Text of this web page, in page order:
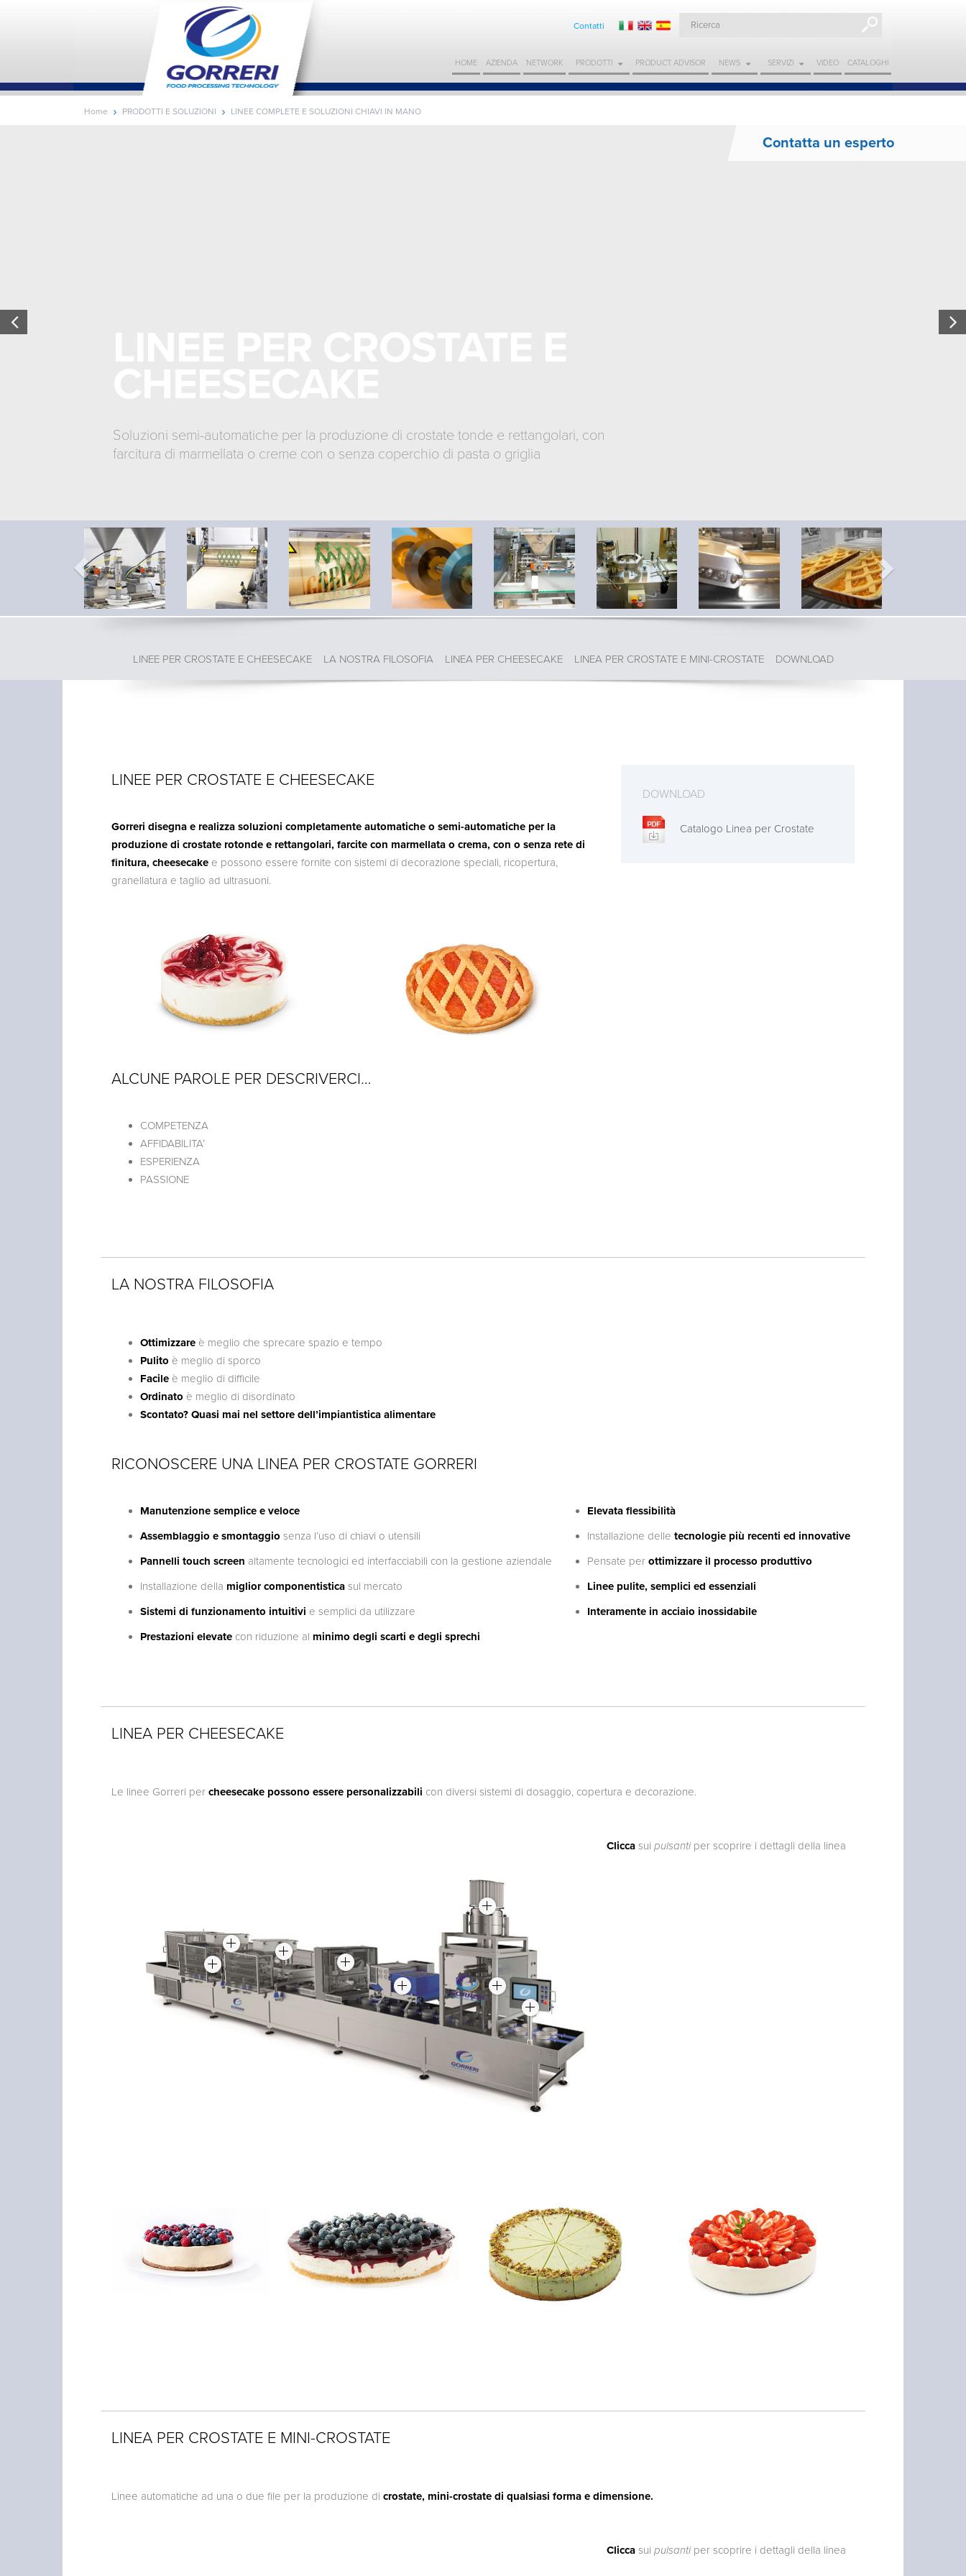
Contatti
HOME AZIENDA NETWORK PRODOTTI PRODUCT ADVISOR NEWS SERVIZI VIDEO CATALOGHI
Home PRODOTTI E SOLUZIONI LINEE COMPLETE E SOLUZIONI CHIAVI IN MANO
Contatta un esperto
Soluzioni semi-automatiche per la produzione di crostate tonde e rettangolari, con
farcitura di marmellata o creme con o senza coperchio di pasta o griglia
LINEE PER CROSTATE E CHEESECAKE LA NOSTRA FILOSOFIA LINEA PER CHEESECAKE LINEA PER CROSTATE E MINI-CROSTATE DOWNLOAD
LINEE PER CROSTATE E CHEESECAKE
Gorreri disegna e realizza soluzioni completamente automatiche o semi-automatiche per la
produzione di crostate rotonde e rettangolari, farcite con marmellata o crema, con o senza rete di
finitura, cheesecakee possono essere fornite con sistemi di decorazione speciali, ricopertura,
granellatura e taglio ad ultrasuoni.
ALCUNE PAROLE PER DESCRIVERCI…
COMPETENZA
AFFIDABILITA’
ESPERIENZA
PASSIONE
DOWNLOAD
Catalogo Linea per Crostate
LA NOSTRA FILOSOFIA
Ottimizzare è meglio che sprecare spazio e tempo
Pulito è meglio di sporco
Facile è meglio di difficile
Ordinato è meglio di disordinato
Scontato? Quasi mai nel settore dell’impiantistica alimentare
RICONOSCERE UNA LINEA PER CROSTATE GORRERI
Manutenzione semplice e veloce
Elevata flessibilità
Assemblaggio e smontaggio senza l’uso di chiavi o utensili Installazione delle tecnologie più recenti ed innovative
Pannelli touch screen altamente tecnologici ed interfacciabili con la gestione aziendale Pensate per ottimizzare il processo produttivo
Installazione della miglior componentisticasul mercato
Linee pulite, semplici ed essenziali
Sistemi di funzionamento intuitivi e semplici da utilizzare
Interamente in acciaio inossidabile
Prestazioni elevatecon riduzione al minimo degli scarti e degli sprechi
LINEA PER CHEESECAKE
Le linee Gorreri per cheesecake possono essere personalizzabili con diversi sistemi di dosaggio, copertura e decorazione.
Cliccasuipulsanti per scoprire i dettagli della linea
LINEA PER CROSTATE E MINI-CROSTATE
Linee automatiche ad una o due file per la produzione di crostate, mini-crostate di qualsiasi forma e dimensione.
Cliccasuipulsanti per scoprire i dettagli della linea